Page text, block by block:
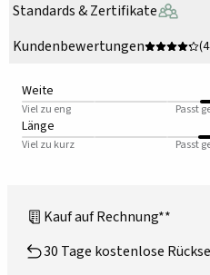
Standards & Zertifikate
Kundenbewertungen
Weite
Viel zu eng Passt
Länge
Viel zu kurz Passt
Kauf auf Rechnung**
30 Tage kostenlose